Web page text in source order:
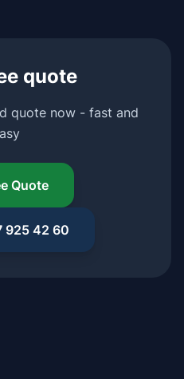
quote
quote now - fast and
Quote
925 42 60